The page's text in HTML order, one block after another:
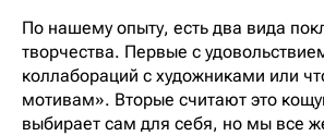
По нашему опыту, есть два вида
творчества. Первые с
коллабораций с художниками или
мотивам». Вторые считают это
выбирает сам для себя, но мы все